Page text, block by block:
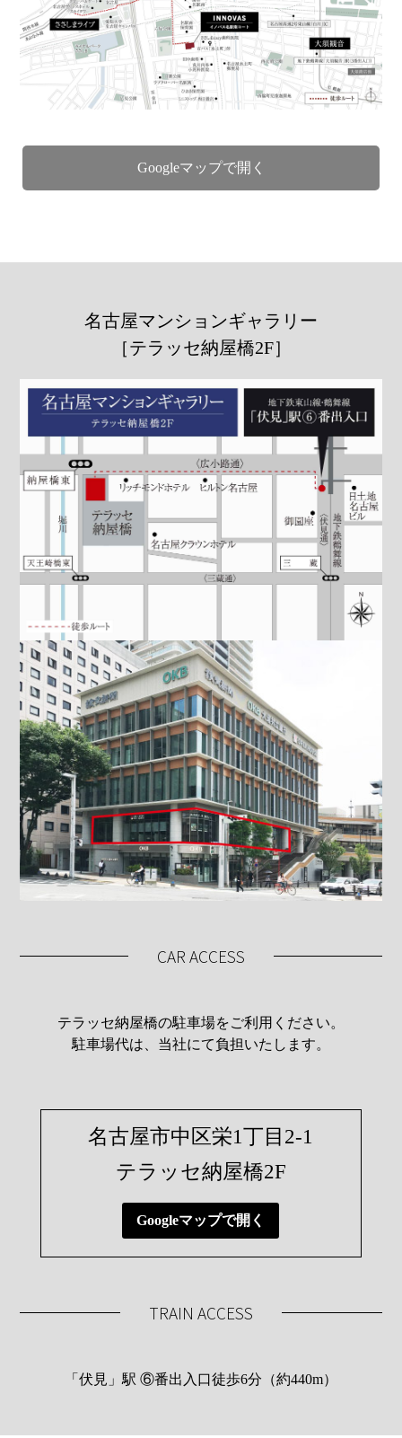
Googleマップで開く
名古屋マンションギャラリー
［テラッセ納屋橋2F］
CAR ACCESS
テラッセ納屋橋の駐車場をご利用ください。
駐車場代は、当社にて負担いたします。
名古屋市中区栄1丁目2-1
テラッセ納屋橋2F
Googleマップで開く
TRAIN ACCESS
「伏見」駅 ⑥番出入口徒歩6分（約440m）